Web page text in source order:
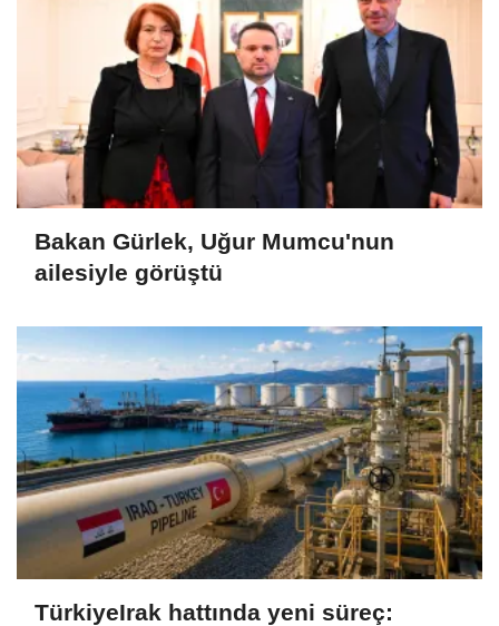
Bakan Gürlek, Uğur Mumcu'nun
ailesiyle görüştü
TürkiyeIrak hattında yeni süreç: